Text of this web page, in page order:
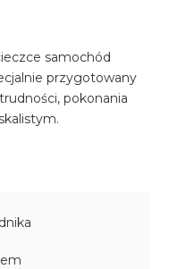
samochód
przygotowany
pokonania